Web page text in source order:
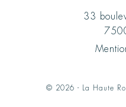
33
© 2026 - La Haute